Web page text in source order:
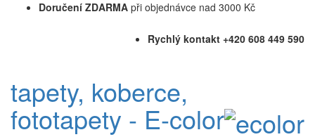
Doručení ZDARMA při objednávce nad 3000 Kč
Rychlý kontakt +420 608 449 590
tapety, koberce,
fototapety - E-color